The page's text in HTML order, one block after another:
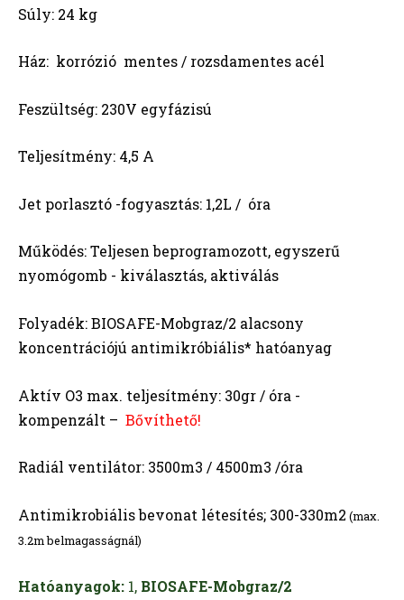
Súly: 24 kg
Ház: korrózió mentes / rozsdamentes acél
Feszültség: 230V egyfázisú
Teljesítmény: 4,5 A
Jet porlasztó -fogyasztás: 1,2L / óra
Működés: Teljesen beprogramozott, egyszerű
nyomógomb - kiválasztás, aktiválás
Folyadék: BIOSAFE-Mobgraz/2 alacsony
koncentrációjú antimikróbiális* hatóanyag
Aktív O3 max. teljesítmény: 30gr / óra -
kompenzált – Bővíthető!
Radiál ventilátor: 3500m3 / 4500m3 /óra
Antimikrobiális bevonat létesítés; 300-330m2 (max.
3.2m belmagasságnál)
Hatóanyagok: 1, BIOSAFE-Mobgraz/2